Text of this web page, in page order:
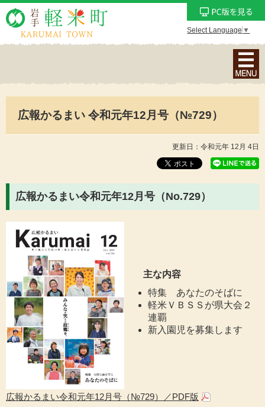
Select Language ▼
ナ
ビ
ン
メ
広報かるまい 令和元年12月号（№729）
更新日：令和元年 12月 4日
広報かるまい令和元年12月号（No.729）
主な内容
特集 あなたのそばに
軽米ＶＢＳＳが県大会２
連覇
新入園児を募集します
広報かるまい令和元年12月号（№729）／PDF版